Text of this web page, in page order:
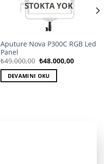
STOKTA YOK
Aputure Nova P300C RGB Led
Panel
₺49.000,00 Orijinal
fiyat:
₺49.000,00.
₺48.000,00Şu
andaki
DEVAMINI OKU